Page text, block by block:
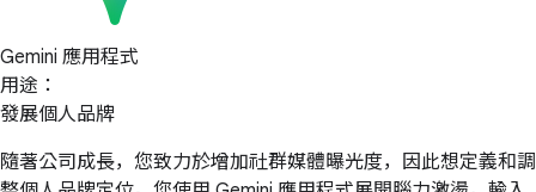
Gemini 應用程式
用途：
發展個人品牌
隨著公司成長，您致力於增加社群媒體曝光度，因此想定義和調